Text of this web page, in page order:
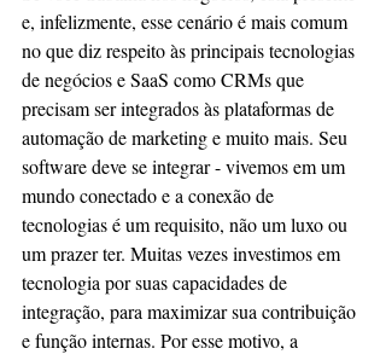
e, infelizmente, esse cenário é mais comum
no que diz respeito às principais tecnologias
de negócios e SaaS como CRMs que
precisam ser integrados às plataformas de
automação de marketing e muito mais. Seu
software deve se integrar - vivemos em um
mundo conectado e a conexão de
tecnologias é um requisito, não um luxo ou
um prazer ter. Muitas vezes investimos em
tecnologia por suas capacidades de
integração, para maximizar sua contribuição
e função internas. Por esse motivo, a